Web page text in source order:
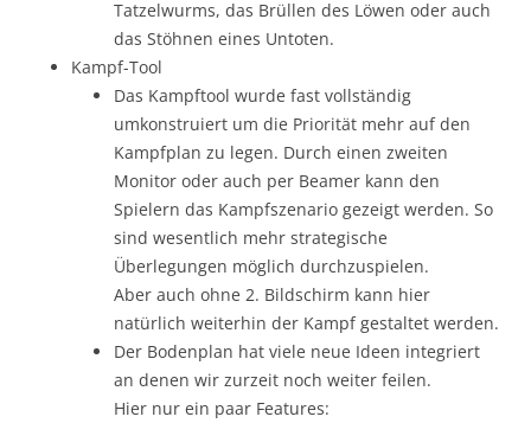
Tatzelwurms, das Brüllen des Löwen oder auch
das Stöhnen eines Untoten.
Kampf-Tool
Das Kampftool wurde fast vollständig
umkonstruiert um die Priorität mehr auf den
Kampfplan zu legen. Durch einen zweiten
Monitor oder auch per Beamer kann den
Spielern das Kampfszenario gezeigt werden. So
sind wesentlich mehr strategische
Überlegungen möglich durchzuspielen.
Aber auch ohne 2. Bildschirm kann hier
natürlich weiterhin der Kampf gestaltet werden.
Der Bodenplan hat viele neue Ideen integriert
an denen wir zurzeit noch weiter feilen.
Hier nur ein paar Features: